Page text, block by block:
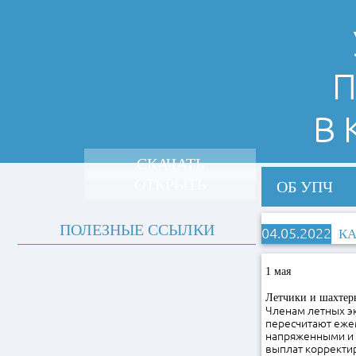
В
ОБ УПЧ
04.05.2022
1 мая
Летчики и
Членам летных
пересчитают
напряженными и
выплат
СКАЧАТЬ
ПОЛЕЗНЫЕ ССЫЛКИ